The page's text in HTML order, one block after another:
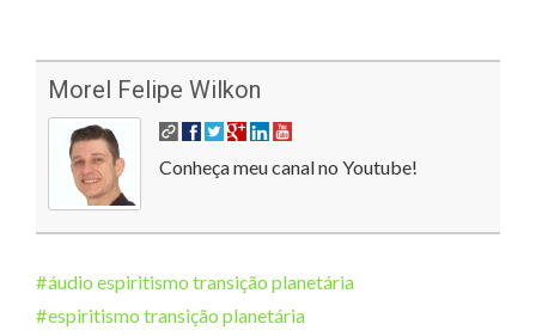
Morel Felipe Wilkon
Conheça meu canal no Youtube!
áudio espiritismo transição planetária
espiritismo transição planetária